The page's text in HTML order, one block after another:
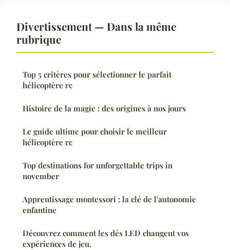
Divertissement — Dans la même
rubrique
Top 5 critères pour sélectionner le parfait
hélicoptère rc
Histoire de la magie : des origines à nos jours
Le guide ultime pour choisir le meilleur
hélicoptère rc
Top destinations for unforgettable trips in
november
Apprentissage montessori : la clé de l'autonomie
enfantine
Découvrez comment les dés LED changent vos
expériences de jeu.